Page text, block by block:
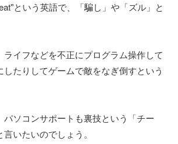
という英語で、「騙し」や「ズル」と
ライフなどを不正にプログラム操作して
たりしてゲームで敵をなぎ倒すという
パソコンサポートも裏技という「チー
いたいのでしょう。